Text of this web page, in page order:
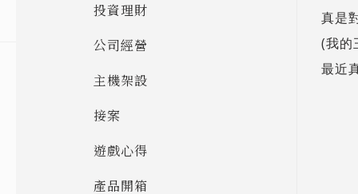
投資理財
公司經營
主機架設
接案
遊戲心得
產品開箱
真是
(我的
最近